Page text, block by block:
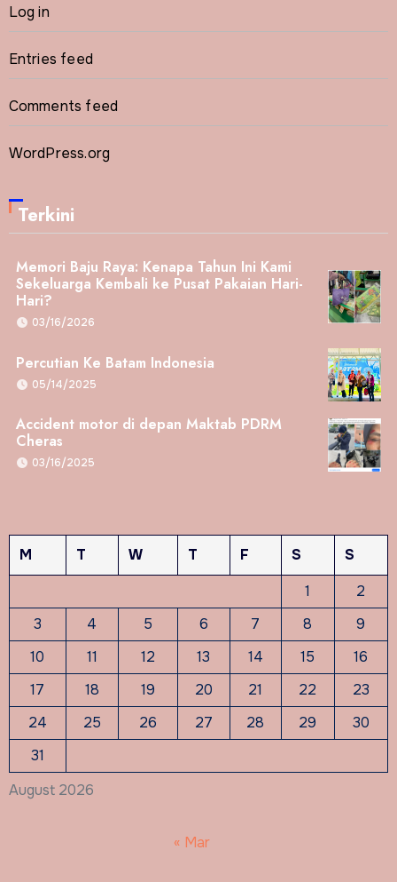
Log in
Entries feed
Comments feed
WordPress.org
Terkini
Memori Baju Raya: Kenapa Tahun Ini Kami
Sekeluarga Kembali ke Pusat Pakaian Hari-
Hari?
03/16/2026
Percutian Ke Batam Indonesia
05/14/2025
Accident motor di depan Maktab PDRM
Cheras
03/16/2025
August 2026
M T W T F S
S
1
2
3
4 5 6 7 8
9
10
11 12 13 14 15
16
17
18 19 20 21 22
23
24
25 26 27 28 29
30
31
« Mar